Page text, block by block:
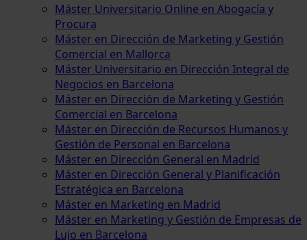
Máster Universitario Online en Abogacía y
Procura
Máster en Dirección de Marketing y Gestión
Comercial en Mallorca
Máster Universitario en Dirección Integral de
Negocios en Barcelona
Máster en Dirección de Marketing y Gestión
Comercial en Barcelona
Máster en Dirección de Recursos Humanos y
Gestión de Personal en Barcelona
Máster en Dirección General en Madrid
Máster en Dirección General y Planificación
Estratégica en Barcelona
Máster en Marketing en Madrid
Máster en Marketing y Gestión de Empresas de
Lujo en Barcelona